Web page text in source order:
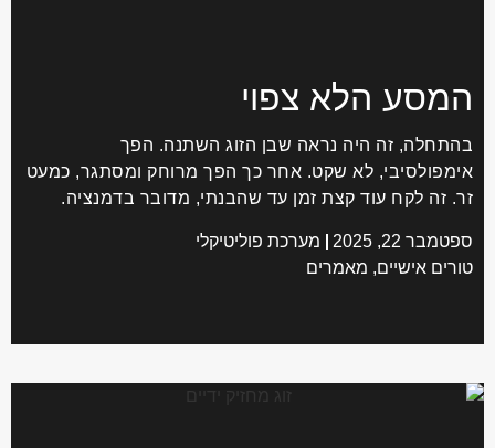
הלא צפוי
זה היה נראה שבן הזוג השתנה. הפך
לא שקט. אחר כך הפך מרוחק ומסתגר, כמעט
זה לקח עוד קצת זמן עד שהבנתי, מדובר בדמנציה.
22, 2025
מערכת פוליטיקלי
אישיים,מאמרים